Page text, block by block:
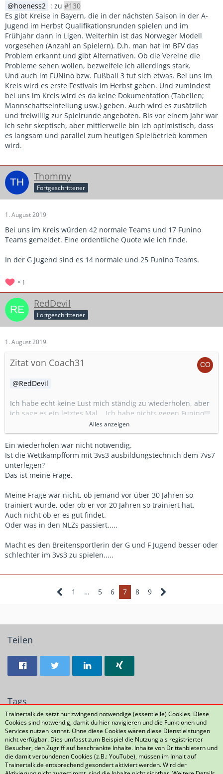
hoeness2 : zu #130
Es gibt Kreise in Bayern, die in der nächsten Saison in der A-
Jugend im Herbst Qualifikationsrunden spielen und im
Frühjahr dann in Ligen. Weiterhin ist das Norweger Modell
vorgesehen (Anzahl an Spielern). D.h. man hat im BFV das
Problem erkannt und gibt Alternativen. Ob die Vereine die
Probleme sehen wollen, bezweifele ich allerdings stark.
Und auch im FUNino bzw. Fußball 3 tut sich etwas. Bei uns im
Kreis wird es erste Festivals im Herbst geben. Und zumindest
bei uns im Kreis wird es da keine Dokumentation (Tabellen;
Mannschaftseinteilung usw.) geben. Auch wird es zusätzlich
und freiwillig zur Spielrunde angeboten. Bis vor einem Jahr war
ich sehr skeptisch, aber mittlerweile bin ich optimistisch, dass
es langsam und parallel zum heutigen Spielbetrieb kommen
wird.
Thommy
Fortgeschrittener
1. August 2019
Bei uns im Kreis würden 42 normale Teams und 17 Funino
Teams gemeldet. Eine ordentliche Quote wie ich finde.
In der G Jugend sind es 14 normale und 25 Funino Teams.
1
RedDevil
Fortgeschrittener
1. August 2019
Zitat von Coach31
RedDevil
Ich habe echt keine Lust mich ständig zu wiederholen, aber
ich sage es ein letztes Mal... Ich habe nichts gegen Funino!!!
Weder als Trainingsform ( die ich selber im Training seit 20
Jahren immer wieder einbaue und auch als Spieler vor über
30 Jahren schon im Training gespielt habe) noch als
OPTIONALE Wettkampfform.
Ich würde es nicht gut finden, dass Funino in der F oder
eingeführt wird.
Und mein erster Kritikpunkt war ohnehin der, dass das alles
ganz nett ist, wenn in der G und F Jugend Funino eingeführt
die ja nun wie Pilze aus dem Boden wachsen müssten) in
den NLZs keine Beachtung finden, weil sie zu klein oder zu
Alles anzeigen
Ein wiederholen war nicht notwendig.
Ist die Wettkampfform mit 3vs3 ausbildungstechnich dem 7vs7
unterlegen?
Das ist meine Frage.
Meine Frage war nicht, ob jemand vor über 30 Jahren so
trainiert wurde, oder ob er vor 20 Jahren so trainiert hat.
Auch nicht ob er es gut findet.
Oder was in den NLZs passiert.....
Macht es den Breitensportlerin der G und F Jugend besser oder
schlechter im 3vs3 zu spielen.....
1 … 5 6 7 8 9
Teilen
Tags
93 130
Datenschutzerklärung Kontakt Impressum
Trainertalk.de setzt nur zwingend notwendige (essentielle) Cookies. Diese
Cookies sind notwendig, damit du hier navigieren und die Funktionen und
Services nutzen kannst. Ohne diese Cookies wären diese Dienstleistungen
nicht verfügbar. Dies umfasst zum Beispiel die Nutzung als registrierter
Besucher, den Zugriff auf beschränkte Inhalte. Inhalte von Drittanbietern und
die damit verbundenen Cookies (z.B.: YouTube), müssen im Inhalt auf
Trainertalk.de entsprechend gesondert aktiviert werden. Wird der